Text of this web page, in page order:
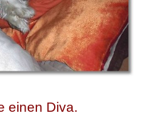
einen Diva.